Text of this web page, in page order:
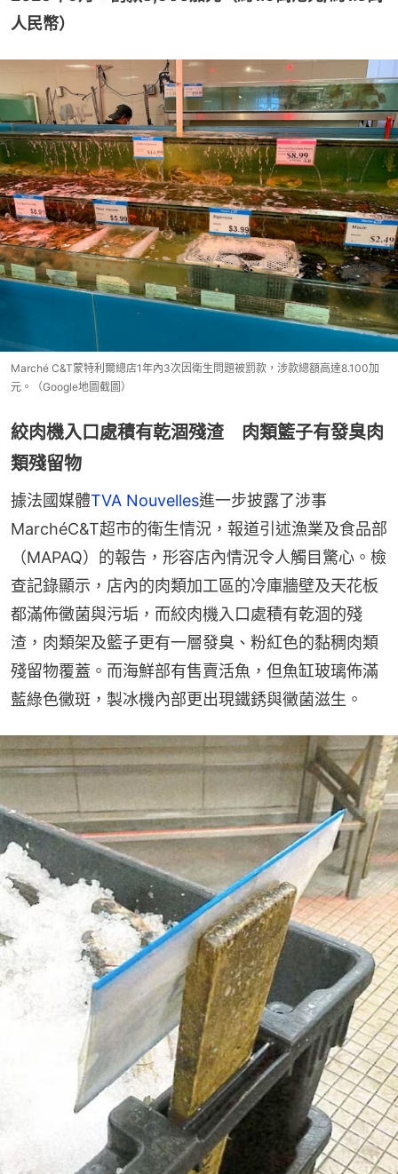
人民幣）
Marché C&T蒙特利爾總店1年內3次因衛生問題被罰款，涉款總額高達8.100加
元。（Google地圖截圖）
絞肉機入口處積有乾涸殘渣 肉類籃子有發臭肉
類殘留物
據法國媒體TVA Nouvelles進一步披露了涉事
MarchéC&T超市的衛生情況，報道引述漁業及食品部
（MAPAQ）的報告，形容店內情況令人觸目驚心。檢
查記錄顯示，店內的肉類加工區的冷庫牆壁及天花板
都滿佈黴菌與污垢，而絞肉機入口處積有乾涸的殘
渣，肉類架及籃子更有一層發臭、粉紅色的黏稠肉類
殘留物覆蓋。而海鮮部有售賣活魚，但魚缸玻璃佈滿
藍綠色黴斑，製冰機內部更出現鐵銹與黴菌滋生。